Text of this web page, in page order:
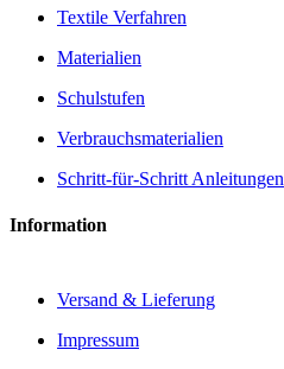
Textile Verfahren
Materialien
Schulstufen
Verbrauchsmaterialien
Schritt-für-Schritt Anleitungen
Information
Versand & Lieferung
Impressum